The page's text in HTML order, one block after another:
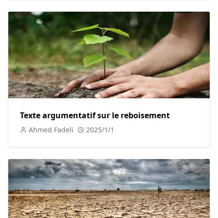
d'espèces végétales et animales et des pertes
économiques importantes pour les agriculteurs.
En conclusion, la pollution a des conséquences graves et
multiples sur la santé humaine, les écosystèmes et la
biodiversité. Il est urgent de prendre des mesures pour
réduire la pollution et protéger notre environnement.
lutter contre la pollution
protection de l'environnement et la réduction de la
pollution nécessitent des actions à différents niveaux :
individuel, communautaire et gouvernemental.
D'un côté, les individus peuvent contribuer à réduire la
Texte argumentatif sur le reboisement
Ahmed Fadeli 2025/1/1